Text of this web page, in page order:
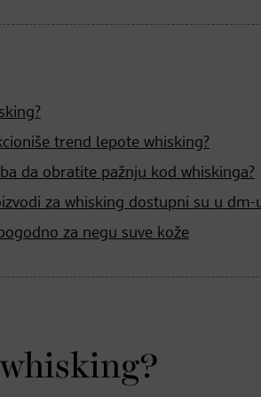
trend lepote whisking?
da obratite pažnju kod whiskinga?
za whisking dostupni su u dm-
za negu suve kože